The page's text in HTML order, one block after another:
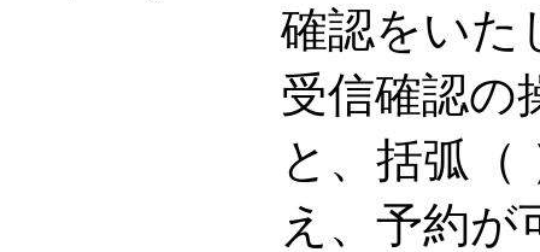
確認をいた
受信確認の
と、括弧（
え、予約が